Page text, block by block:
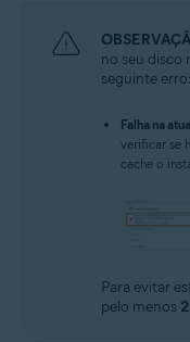
no seu disco
seguinte erro:
Falha na
verificar se
cache o
Para evitar
pelo menos